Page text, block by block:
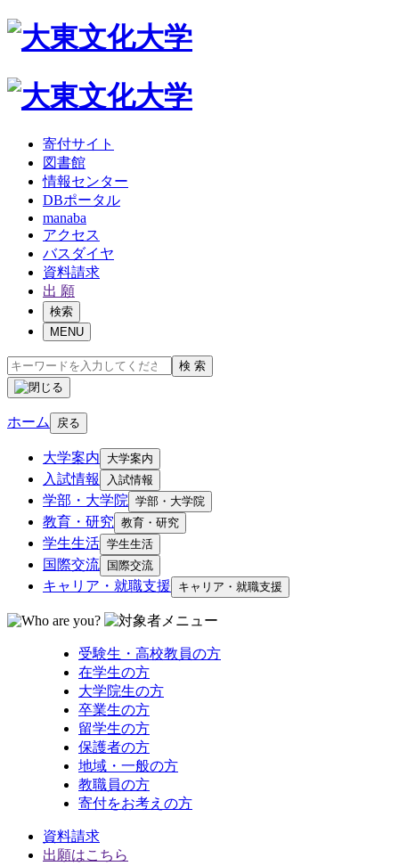
寄付サイト
図書館
情報センター
DBポータル
manaba
アクセス
バスダイヤ
資料請求
出 願
検索
MENU
検 索
ホーム 戻る
大学案内 大学案内
入試情報 入試情報
学部・大学院 学部・大学院
教育・研究 教育・研究
学生生活 学生生活
国際交流 国際交流
キャリア・就職支援 キャリア・就職支援
受験生・高校教員の方
在学生の方
大学院生の方
卒業生の方
留学生の方
保護者の方
地域・一般の方
教職員の方
寄付をお考えの方
資料請求
出願はこちら